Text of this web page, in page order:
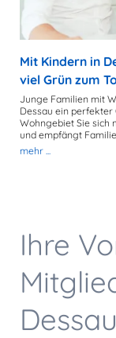
Mit Kindern in
viel Grün zum
Junge Familien mit
Dessau ein perfekter
Wohngebiet Sie sich
und empfängt
mehr ...
Ihre
Dessau